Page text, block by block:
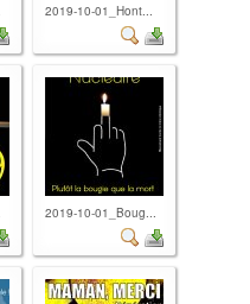
2019-10-01_Hont...
2019-10-01_Boug...